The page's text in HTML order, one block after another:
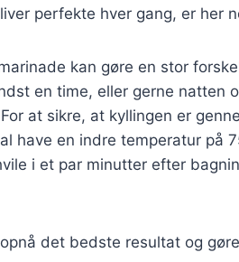
perfekte hver gang, er her
kan gøre en stor
en time, eller gerne natten
at sikre, at kyllingen er
have en indre temperatur på
i et par minutter efter
det bedste resultat og